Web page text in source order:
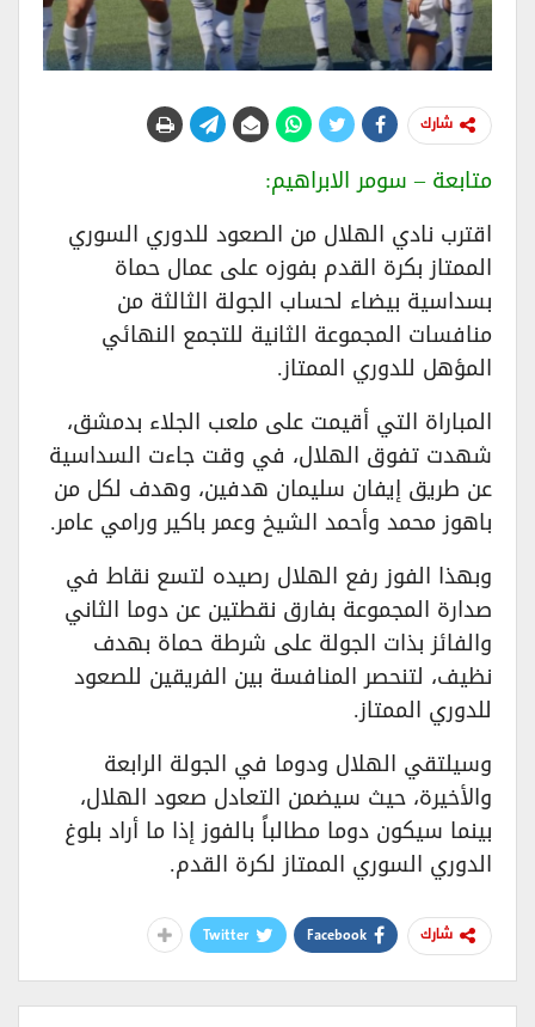
شارك
متابعة – سومر الابراهيم:
اقترب نادي الهلال من الصعود للدوري السوري
الممتاز بكرة القدم بفوزه على عمال حماة
بسداسية بيضاء لحساب الجولة الثالثة من
منافسات المجموعة الثانية للتجمع النهائي
المؤهل للدوري الممتاز.
المباراة التي أقيمت على ملعب الجلاء بدمشق،
شهدت تفوق الهلال، في وقت جاءت السداسية
عن طريق إيفان سليمان هدفين، وهدف لكل من
باهوز محمد وأحمد الشيخ وعمر باكير ورامي عامر.
وبهذا الفوز رفع الهلال رصيده لتسع نقاط في
صدارة المجموعة بفارق نقطتين عن دوما الثاني
والفائز بذات الجولة على شرطة حماة بهدف
نظيف، لتنحصر المنافسة بين الفريقين للصعود
للدوري الممتاز.
وسيلتقي الهلال ودوما في الجولة الرابعة
والأخيرة، حيث سيضمن التعادل صعود الهلال،
بينما سيكون دوما مطالباً بالفوز إذا ما أراد بلوغ
الدوري السوري الممتاز لكرة القدم.
شارك Facebook
Twitter